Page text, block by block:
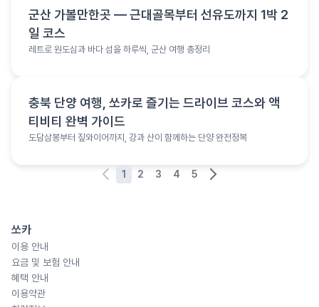
여행 정보
군산 가볼만한곳 — 근대골목부터 선유도까지 1박 2
일 코스
레트로 원도심과 바다 섬을 하루씩, 군산 여행 총정리
여행 정보
충북 단양 여행, 쏘카로 즐기는 드라이브 코스와 액
티비티 완벽 가이드
도담삼봉부터 짚와이어까지, 강과 산이 함께하는 단양 완전정복
1 2 3 4 5
쏘카
이용 안내
요금 및 보험 안내
혜택 안내
이용약관